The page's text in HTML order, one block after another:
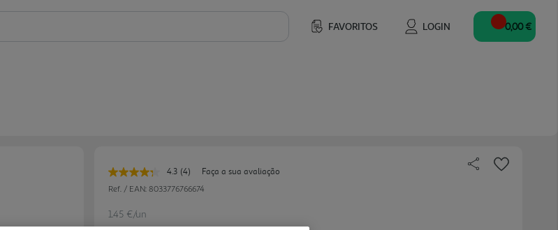
FAVORITOS LOGIN 0,00 €
4.3 Leu
4
(4)
Faça a sua avaliação
Ref. / EAN: 8033776766674
1.45 €/un